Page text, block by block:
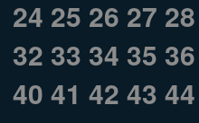
24 25 26 27 28
32 33 34 35 36
40 41 42 43 44